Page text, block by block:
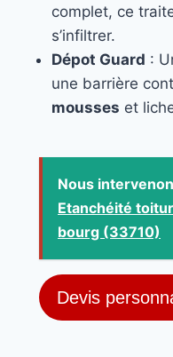
complet, ce
s’infiltrer.
Dépot Guard :
une barrière
mousses et
Nous
Etanchéité
bourg (33710)
Devis